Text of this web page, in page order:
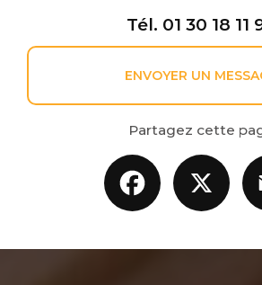
Tél. 01 30 18 11
ENVOYER UN
Partagez cette
Facebook